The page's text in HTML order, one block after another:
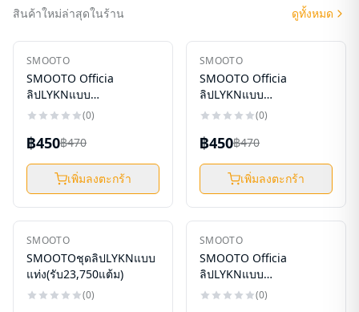
สินค้าใหม่ล่าสุดในร้าน ดูทั้งหมด
ใหม่
-4%
SMOOTO
SMOOTO Officia
ลิปLYKNแบบ
แท่ง(รับ23,750แต้ม)
(0)
฿450฿470
เพิ่มลงตะกร้า
ใหม่
-4%
SMOOTO
SMOOTO Officia
ลิปLYKNแบบ
แท่ง(รับ23,750แต้ม)
(0)
฿450฿470
เพิ่มลงตะกร้า
ใหม่
-4%
SMOOTO
SMOOTOชุดลิปLYKNแบบ
แท่ง(รับ23,750แต้ม)
(0)
ใหม่
-4%
SMOOTO
SMOOTO Officia
ลิปLYKNแบบ
แท่ง(รับ23,750แต้ม)
(0)